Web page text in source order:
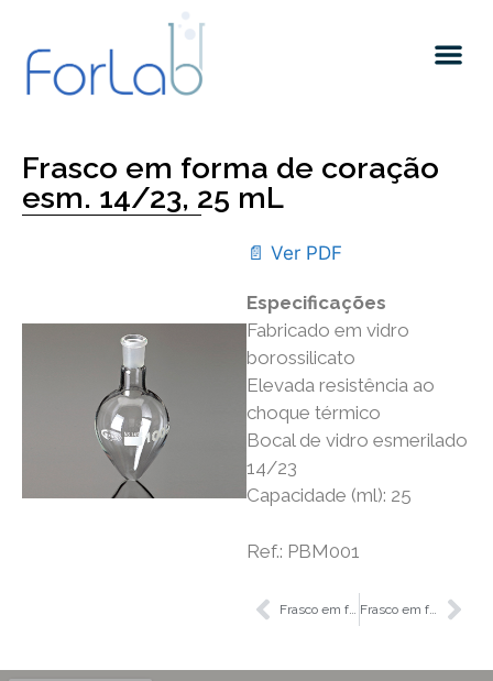
Frasco em forma de coração
esm. 14/23, 25 mL
📄 Ver PDF
Especificações
Fabricado em vidro
borossilicato
Elevada resistência ao
choque térmico
Bocal de vidro esmerilado
14/23
Capacidade (ml): 25
Ref.: PBM001
Frasco em forma de coração com 1 gargalo, 50 mL, Glassco Frasco em forma de coração com 1 gargalo, 100 mL, Glassco